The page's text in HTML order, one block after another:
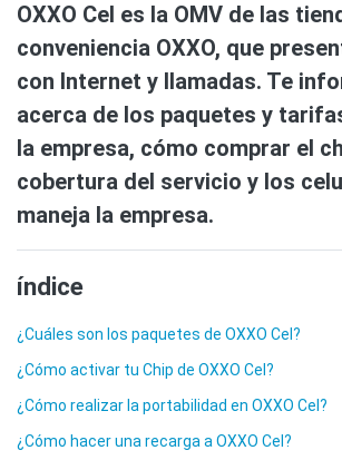
OXXO Cel es la OMV de las
conveniencia OXXO, que
con Internet y llamadas. Te
acerca de los paquetes y
la empresa, cómo comprar el
cobertura del servicio y los
maneja la empresa.
índice
¿Cuáles son los paquetes de OXXO Cel?
¿Cómo activar tu Chip de OXXO Cel?
¿Cómo realizar la portabilidad en OXXO Cel?
¿Cómo hacer una recarga a OXXO Cel?